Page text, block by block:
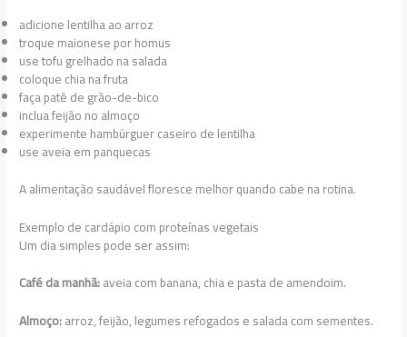
adicione lentilha ao arroz
troque maionese por homus
use tofu grelhado na salada
coloque chia na fruta
faça patê de grão-de-bico
inclua feijão no almoço
experimente hambúrguer caseiro de lentilha
use aveia em panquecas
A alimentação saudável floresce melhor quando cabe na rotina.
Exemplo de cardápio com proteínas vegetais
Um dia simples pode ser assim:
Café da manhã:aveia com banana, chia e pasta de amendoim.
Almoço:arroz, feijão, legumes refogados e salada com sementes.